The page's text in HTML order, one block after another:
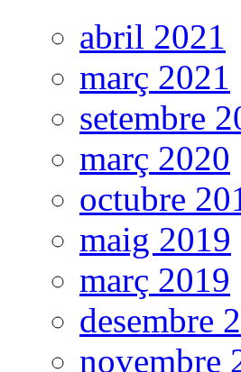
abril 2021
març 2021
setembre
març 2020
octubre
maig 2019
març 2019
desembre
novembre